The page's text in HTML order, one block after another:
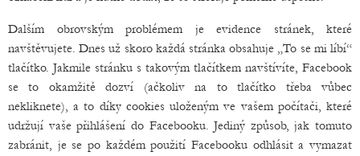
Dalším obrovským problémem je evidence stránek, které
navštěvujete. Dnes už skoro každá stránka obsahuje „To se mi líbí“
tlačítko. Jakmile stránku s takovým tlačítkem navštívíte, Facebook
se to okamžitě dozví (ačkoliv na to tlačítko třeba vůbec
nekliknete), a to díky cookies uloženým ve vašem počítači, které
udržují vaše přihlášení do Facebooku. Jediný způsob, jak tomuto
zabránit, je se po každém použití Facebooku odhlásit a vymazat